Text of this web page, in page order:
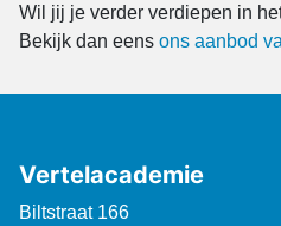
Wil jij je verder verdiepen in
Bekijk dan eens ons aanbod
Vertelacademie
Biltstraat 166